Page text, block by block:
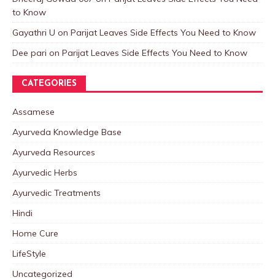
to Know
Gayathri U on Parijat Leaves Side Effects You Need to Know
Dee pari on Parijat Leaves Side Effects You Need to Know
CATEGORIES
Assamese
Ayurveda Knowledge Base
Ayurveda Resources
Ayurvedic Herbs
Ayurvedic Treatments
Hindi
Home Cure
LifeStyle
Uncategorized